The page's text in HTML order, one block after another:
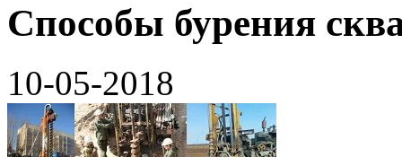
Способы бурения
10-05-2018